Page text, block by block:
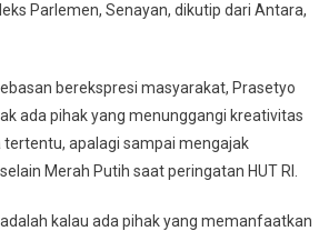
Parlemen, Senayan, dikutip dari Antara,
berekspresi masyarakat, Prasetyo
ada pihak yang menunggangi kreativitas
apalagi sampai mengajak
Merah Putih saat peringatan HUT RI.
kalau ada pihak yang memanfaatkan